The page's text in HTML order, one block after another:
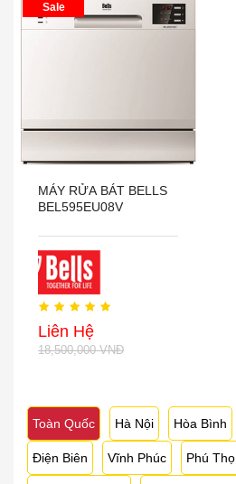
Sale
MÁY RỬA BÁT BELLS
BEL595EU08V
Liên Hệ
18,500,000 VNĐ
Toàn Quốc Hà Nội Hòa Bình
Điện Biên Vĩnh Phúc Phú Thọ